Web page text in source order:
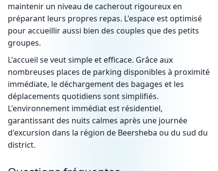
maintenir un niveau de cacherout rigoureux en
préparant leurs propres repas. L'espace est optimisé
pour accueillir aussi bien des couples que des petits
groupes.
L'accueil se veut simple et efficace. Grâce aux
nombreuses places de parking disponibles à proximité
immédiate, le déchargement des bagages et les
déplacements quotidiens sont simplifiés.
L'environnement immédiat est résidentiel,
garantissant des nuits calmes après une journée
d'excursion dans la région de Beersheba ou du sud du
district.